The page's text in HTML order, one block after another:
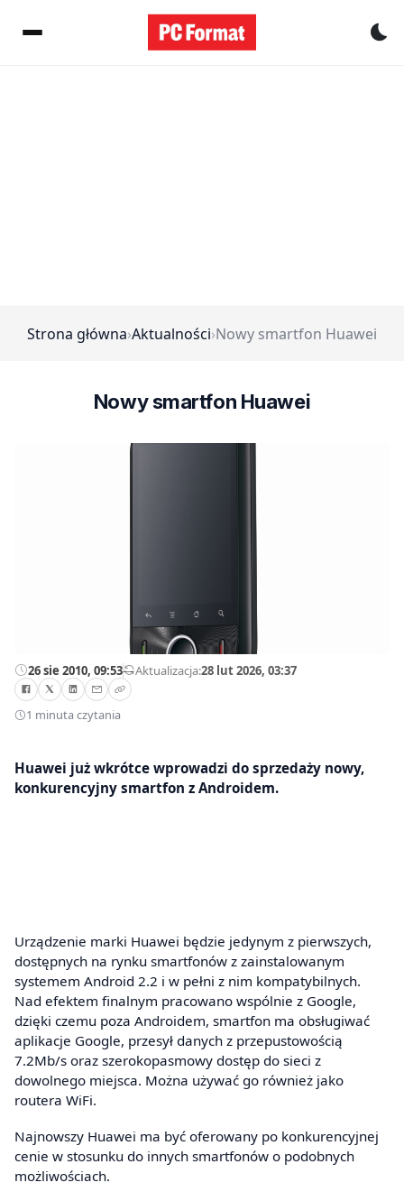
Strona główna›Aktualności›Nowy smartfon Huawei
Nowy smartfon Huawei
26 sie 2010, 09:53—Aktualizacja:28 lut 2026, 03:37
1 minuta czytania
Huawei już wkrótce wprowadzi do sprzedaży nowy,
konkurencyjny smartfon z Androidem.
Urządzenie marki Huawei będzie jedynym z pierwszych,
dostępnych na rynku smartfonów z zainstalowanym
systemem Android 2.2 i w pełni z nim kompatybilnych.
Nad efektem finalnym pracowano wspólnie z Google,
dzięki czemu poza Androidem, smartfon ma obsługiwać
aplikacje Google, przesył danych z przepustowością
7.2Mb/s oraz szerokopasmowy dostęp do sieci z
dowolnego miejsca. Można używać go również jako
routera WiFi.
Najnowszy Huawei ma być oferowany po konkurencyjnej
cenie w stosunku do innych smartfonów o podobnych
możliwościach.